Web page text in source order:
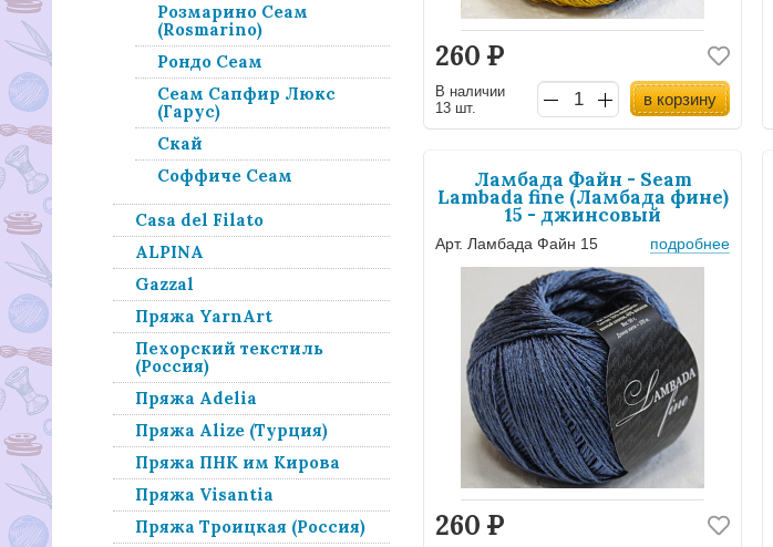
Розмарино Сеам
(Rosmarino)
Рондо Сеам
Сеам Сапфир Люкс
(Гарус)
Скай
Соффиче Сеам
Casa del Filato
ALPINA
Gazzal
Пряжа YarnArt
Пехорский текстиль
(Россия)
Пряжа Adelia
Пряжа Alize (Турция)
Пряжа ПНК им Кирова
Пряжа Visantia
Пряжа Троицкая (Россия)
260 Р
В наличии
13 шт.
в корзину
Ламбада Файн - Seam
Lambada fine (Ламбада фине)
15 - джинсовый
Арт. Ламбада Файн 15 подробнее
260 Р